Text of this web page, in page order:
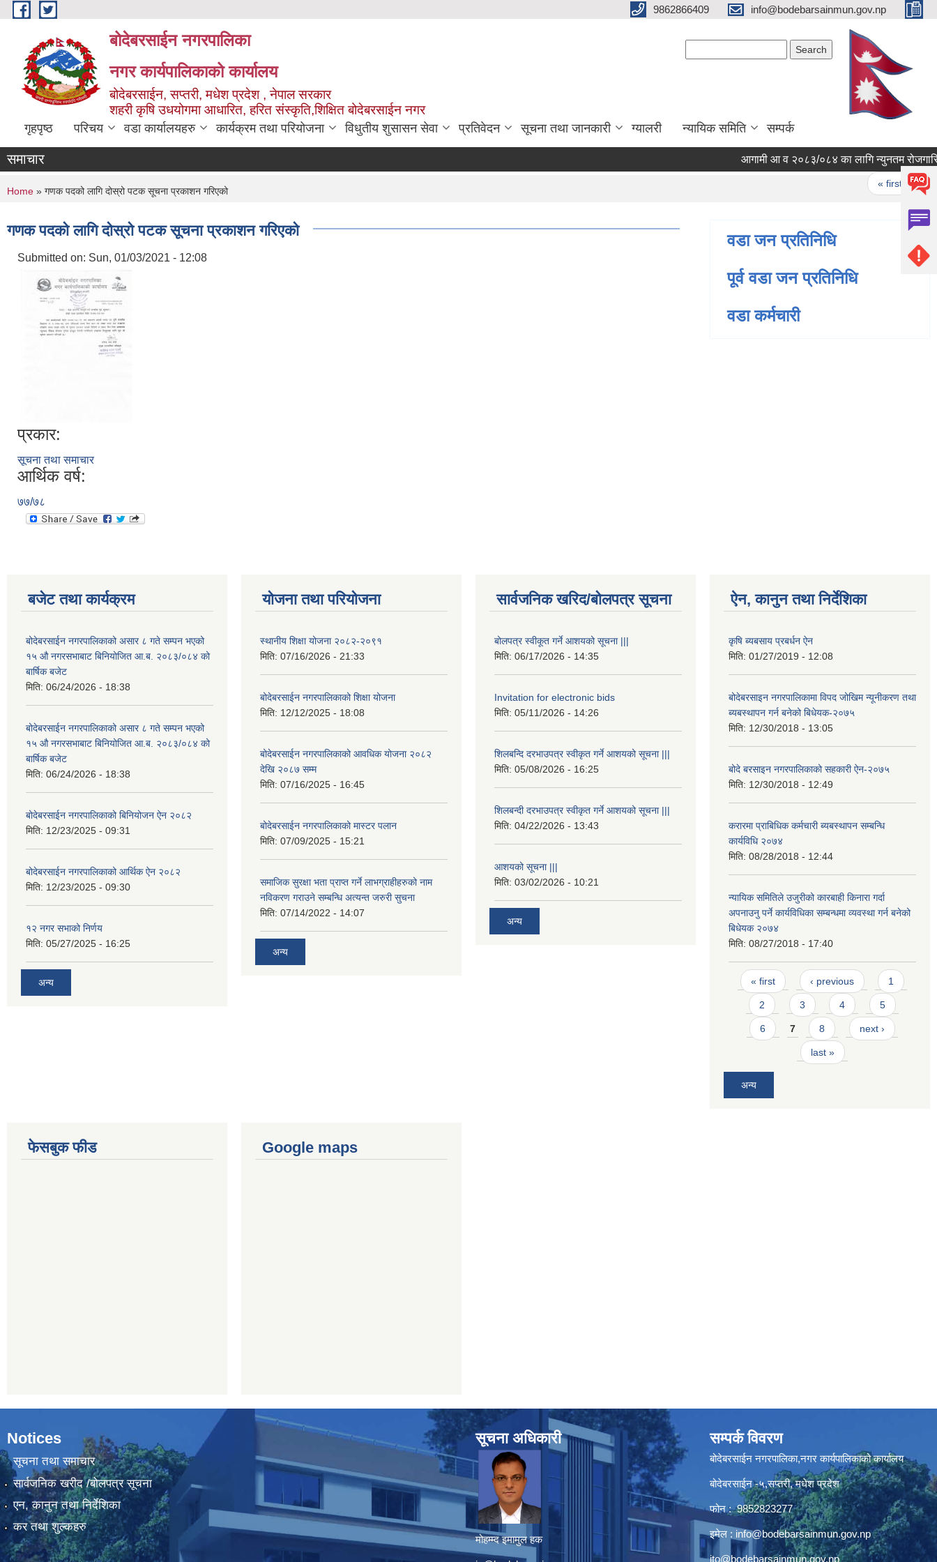
Skip to main content 9862866409 info@bodebarsainmun.gov.np
बोदेबरसाईन नगरपालिका
नगर कार्यपालिकाको कार्यालय
बोदेबरसाईन, सप्तरी, मधेश प्रदेश , नेपाल सरकार
शहरी कृषि उधयोगमा आधारित, हरित संस्कृति,शिक्षित बोदेबरसाईन नगर
गृहपृष्ठ परिचय वडा कार्यालयहरु कार्यक्रम तथा परियोजना विधुतीय शुसासन सेवा प्रतिवेदन सूचना तथा जानकारी ग्यालरी न्यायिक समिति सम्पर्क
समाचार आगामी आ व २०८३/०८४ का लागि न्युनतम
« first ‹
You are here
Home » गणक पदको लागि दोस्रो पटक सूचना प्रकाशन गरिएको
गणक पदको लागि दोस्रो पटक सूचना प्रकाशन गरिएको
Submitted on: Sun, 01/03/2021 - 12:08
प्रकार:
सूचना तथा समाचार
आर्थिक वर्ष:
७७/७८
वडा जन प्रतिनिधि
पूर्व वडा जन प्रतिनिधि
वडा कर्मचारी
बजेट तथा कार्यक्रम
बोदेबरसाईन नगरपालिकाको असार ८ गते सम्पन भएको
१५ ‍‍‍औ नगरसभाबाट बिनियोजित आ.ब. २०८३/०८४ को
बार्षिक बजेट
मिति: 06/24/2026 - 18:38
बोदेबरसाईन नगरपालिकाको असार ८ गते सम्पन भएको
१५ ‍‍‍औ नगरसभाबाट बिनियोजित आ.ब. २०८३/०८४ को
बार्षिक बजेट
मिति: 06/24/2026 - 18:38
बोदेबरसाईन नगरपालिकाको बिनियोजन ऐन २०८२
मिति: 12/23/2025 - 09:31
बोदेबरसाईन नगरपालिकाको आर्थिक ऐन २०८२
मिति: 12/23/2025 - 09:30
१२ नगर सभाको निर्णय
मिति: 05/27/2025 - 16:25
अन्य
योजना तथा परियोजना
स्थानीय शिक्षा योजना २०८२-२०९१
मिति: 07/16/2026 - 21:33
बोदेबरसाईन नगरपालिकाको शिक्षा योजना
मिति: 12/12/2025 - 18:08
बोदेबरसाईन नगरपालिकाको आवधिक योजना २०८२
देखि २०८७ सम्म
मिति: 07/16/2025 - 16:45
बोदेबरसाईन नगरपालिकाको मास्टर पलान
मिति: 07/09/2025 - 15:21
समाजिक सुरक्षा भता प्राप्त गर्ने लाभग्राहीहरुको नाम
नविकरण गराउने सम्बन्धि अत्यन्त जरुरी सुचना
मिति: 07/14/2022 - 14:07
अन्य
सार्वजनिक खरिद/बोलपत्र सूचना
बोलपत्र स्वीकूत गर्ने आशयको सूचना |||
मिति: 06/17/2026 - 14:35
Invitation for electronic bids
मिति: 05/11/2026 - 14:26
शिलबन्दि दरभाउपत्र स्वीकृत गर्ने आशयको सूचना |||
मिति: 05/08/2026 - 16:25
शिलबन्दी दरभाउपत्र स्वीकृत गर्ने आशयको सूचना |||
मिति: 04/22/2026 - 13:43
आशयको सूचना |||
मिति: 03/02/2026 - 10:21
अन्य
ऐन, कानुन तथा निर्देशिका
कृषि ब्यबसाय प्रबर्धन ऐन
मिति: 01/27/2019 - 12:08
बोदेबरसाइन नगरपालिकामा विपद जोखिम न्यूनीकरण तथा
ब्यबस्थापन गर्न बनेको बिधेयक-२०७५
मिति: 12/30/2018 - 13:05
बोदे बरसाइन नगरपालिकाको सहकारी ऐन-२०७५
मिति: 12/30/2018 - 12:49
करारमा प्राबिधिक कर्मचारी ब्यबस्थापन सम्बन्धि
कार्यविधि २०७४
मिति: 08/28/2018 - 12:44
न्यायिक समितिले उजुरीको कारबाही किनारा गर्दा
अपनाउनु पर्ने कार्यविधिका सम्बन्धमा व्यवस्था गर्न बनेको
बिधेयक २०७४
मिति: 08/27/2018 - 17:40
Pages
« first ‹ previous 1
2 3 4 5
6 7 8 next ›
last »
अन्य
फेसबुक फीड Google maps
Notices
सूचना तथा समाचार
सार्वजनिक खरीद /बोलपत्र सूचना
एन, कानुन तथा निर्देशिका
कर तथा शुल्कहरु
सूचना अधिकारी
मोहम्म्द इमामुल हक
सम्पर्क विवरण
बोदेबरसाईन नगरपालिका,नगर कार्यपालिकाको कार्यालय
बोदेबरसाईन -५,सप्तरी, मधेश प्रदेश
फोन : 9852823277
इमेल : info@bodebarsainmun.gov.np
ito@bodebarsainmun.gov.np